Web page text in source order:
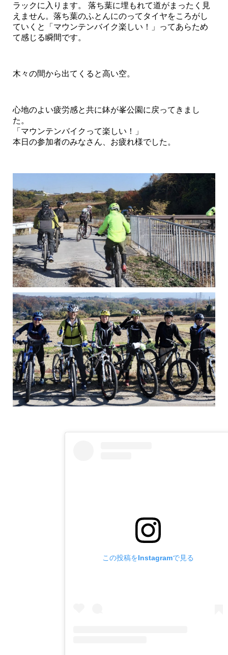
ラックに入ります。 落ち葉に埋もれて道がまったく見
えません。落ち葉のふとんにのってタイヤをころがし
ていくと「マウンテンバイク楽しい！」ってあらため
て感じる瞬間です。
木々の間から出てくると高い空。
心地のよい疲労感と共に鉢が峯公園に戻ってきまし
た。
「マウンテンバイクって楽しい！」
本日の参加者のみなさん、お疲れ様でした。
この投稿をInstagramで見る